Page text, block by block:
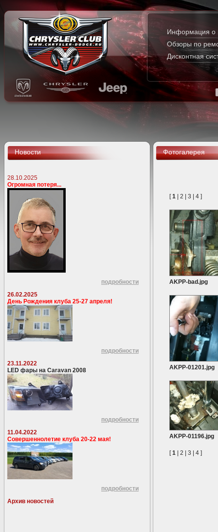
Информация о
Обзоры по
Дисконтная
Новости
28.10.2025
Огромная потеря...
подробности
26.02.2025
День Рождения клуба 25-27 апреля!
подробности
23.11.2022
LED фары на Caravan 2008
подробности
11.04.2022
Совершеннолетие клуба 20-22 мая!
подробности
Архив новостей
Фотогалерея
[1 2 3 4 ]
AKPP-bad.jpg
AKPP-01201.jpg
AKPP-01196.jpg
[1 2 3 4 ]